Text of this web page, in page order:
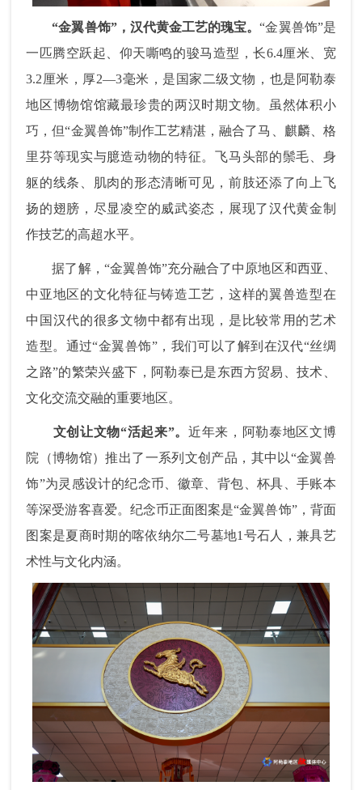
“金翼兽饰”，汉代黄金工艺的瑰宝。“金翼兽饰”是
一匹腾空跃起、仰天嘶鸣的骏马造型，长6.4厘米、宽
3.2厘米，厚2—3毫米，是国家二级文物，也是阿勒泰
地区博物馆馆藏最珍贵的两汉时期文物。虽然体积小
巧，但“金翼兽饰”制作工艺精湛，融合了马、麒麟、格
里芬等现实与臆造动物的特征。飞马头部的鬃毛、身
躯的线条、肌肉的形态清晰可见，前肢还添了向上飞
扬的翅膀，尽显凌空的威武姿态，展现了汉代黄金制
作技艺的高超水平。
据了解，“金翼兽饰”充分融合了中原地区和西亚、
中亚地区的文化特征与铸造工艺，这样的翼兽造型在
中国汉代的很多文物中都有出现，是比较常用的艺术
造型。通过“金翼兽饰”，我们可以了解到在汉代“丝绸
之路”的繁荣兴盛下，阿勒泰已是东西方贸易、技术、
文化交流交融的重要地区。
文创让文物“活起来”。近年来 ，阿勒泰地区文博
院（博物馆）推出了一系列文创产品，其中以“金翼兽
饰”为灵感设计的纪念币、徽章、背包、杯具、手账本
等深受游客喜爱。纪念币正面图案是“金翼兽饰”，背面
图案是夏商时期的喀依纳尔二号墓地1号石人，兼具艺
术性与文化内涵。